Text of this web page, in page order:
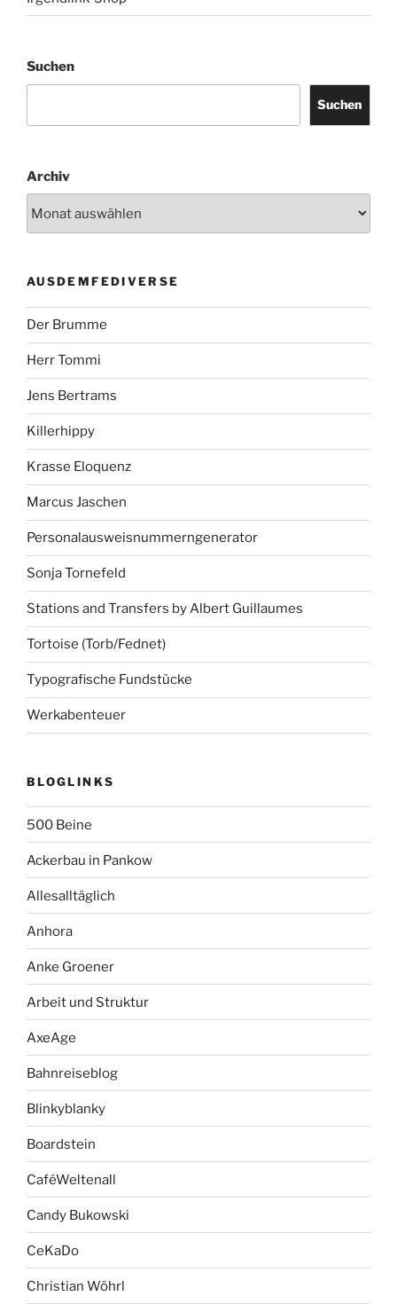
Suchen
Suchen
Archiv
AUSDEMFEDIVERSE
Der Brumme
Herr Tommi
Jens Bertrams
Killerhippy
Krasse Eloquenz
Marcus Jaschen
Personalausweisnummerngenerator
Sonja Tornefeld
Stations and Transfers by Albert Guillaumes
Tortoise (Torb/Fednet)
Typografische Fundstücke
Werkabenteuer
BLOGLINKS
500 Beine
Ackerbau in Pankow
Allesalltäglich
Anhora
Anke Groener
Arbeit und Struktur
AxeAge
Bahnreiseblog
Blinkyblanky
Boardstein
CaféWeltenall
Candy Bukowski
CeKaDo
Christian Wöhrl